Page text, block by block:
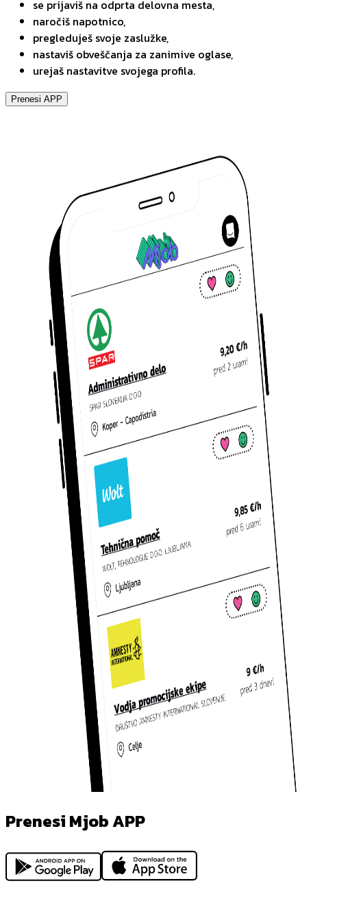
se prijaviš na odprta delovna mesta,
naročiš napotnico,
pregleduješ svoje zaslužke,
nastaviš obveščanja za zanimive oglase,
urejaš nastavitve svojega profila.
Prenesi APP
Prenesi Mjob APP